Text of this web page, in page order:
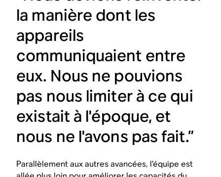
la manière dont les
appareils
communiquaient entre
eux. Nous ne pouvions
pas nous limiter à ce qui
existait à l'époque, et
nous ne l'avons pas fait.”
Parallèlement aux autres avancées, l’équipe est